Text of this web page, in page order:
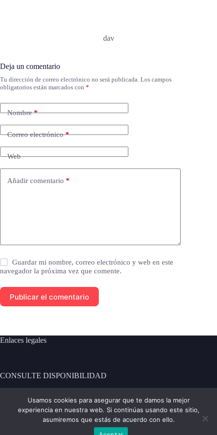
dav
Deja un comentario
Tu dirección de correo electrónico no será publicada. Los campos
obligatorios están marcados con *
Nombre*
Correo electrónico*
Web
Añadir comentario *
Guardar mi nombre, correo electrónico y web en este
navegador la próxima vez que comente.
Publicar el comentario
Enlaces legales
CONSULTE DISPONIBILIDAD
Usamos cookies para asegurar que te damos la mejor
experiencia en nuestra web. Si continúas usando este sitio,
asumiremos que estás de acuerdo con ello.